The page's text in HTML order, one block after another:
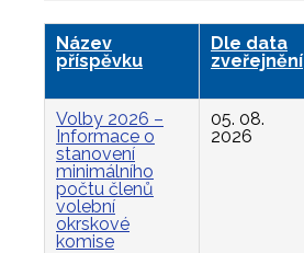
Název
příspěvku
Dle data
zveřejnění
Volby 2026 –
Informace o
stanovení
minimálního
počtu členů
volební
okrskové
komise
05. 08.
2026